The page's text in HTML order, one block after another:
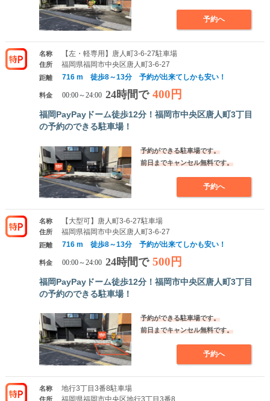
予約へ
名称 【左・軽専用】唐人町3-6-27駐車場
住所 福岡県福岡市中央区唐人町3-6-27
距離 716 m 徒歩8～13分 予約が出来てしかも安い！
料金 00:00～24:00 24時間で 400円
福岡PayPayドーム徒歩12分！福岡市中央区唐人町3丁目
の予約のできる駐車場！
予約ができる駐車場です。
前日までキャンセル無料です。
予約へ
名称 【大型可】唐人町3-6-27駐車場
住所 福岡県福岡市中央区唐人町3-6-27
距離 716 m 徒歩8～13分 予約が出来てしかも安い！
料金 00:00～24:00 24時間で 500円
福岡PayPayドーム徒歩12分！福岡市中央区唐人町3丁目
の予約のできる駐車場！
予約ができる駐車場です。
前日までキャンセル無料です。
予約へ
名称 地行3丁目3番8駐車場
住所 福岡県福岡市中央区地行3丁目3番8